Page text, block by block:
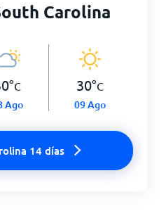
Carolina
°C
Ago
30°C
09 Ago
14 días